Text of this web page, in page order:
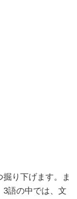
り下げます。ま
3語の中では、文